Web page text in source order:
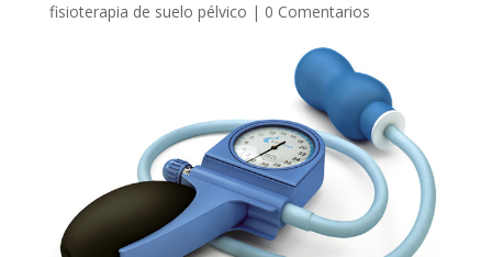
fisioterapia de suelo pélvico | 0 Comentarios